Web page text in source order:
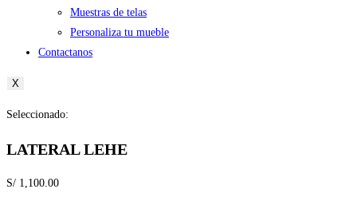
Muestras de telas
Personaliza tu mueble
Contactanos
X
Seleccionado:
LATERAL LEHE
S/ 1,100.00